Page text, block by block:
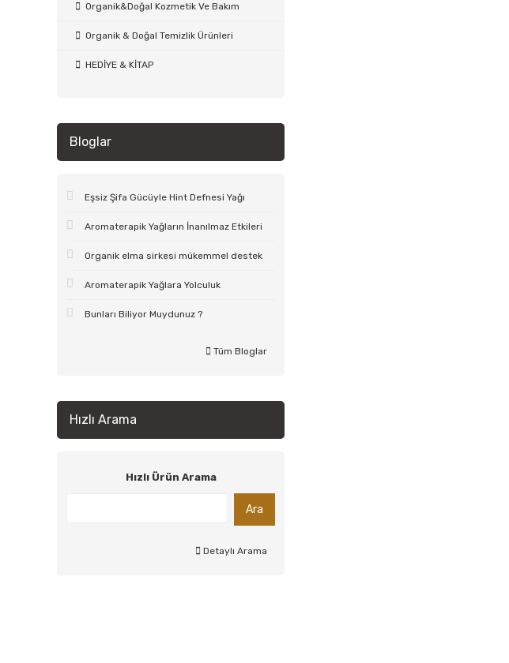
Organik&Doğal Kozmetik Ve Bakım
Organik & Doğal Temizlik Ürünleri
HEDİYE & KİTAP
Bloglar
Eşsiz Şifa Gücüyle Hint Defnesi Yağı
Aromaterapik Yağların İnanılmaz Etkileri
Organik elma sirkesi mükemmel destek
Aromaterapik Yağlara Yolculuk
Bunları Biliyor Muydunuz ?
Tüm Bloglar
Hızlı Arama
Hızlı Ürün Arama
Ara
Detaylı Arama